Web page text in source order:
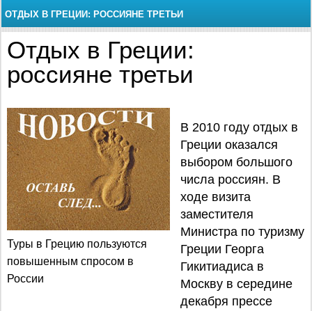
ОТДЫХ В ГРЕЦИИ: РОССИЯНЕ ТРЕТЬИ
Отдых в Греции:
россияне третьи
Туры в Грецию пользуются
повышенным спросом в
России
В 2010 году отдых в
Греции оказался
выбором большого
числа россиян. В
ходе визита
заместителя
Министра по туризму
Греции Георга
Гикитиадиса в
Москву в середине
декабря прессе